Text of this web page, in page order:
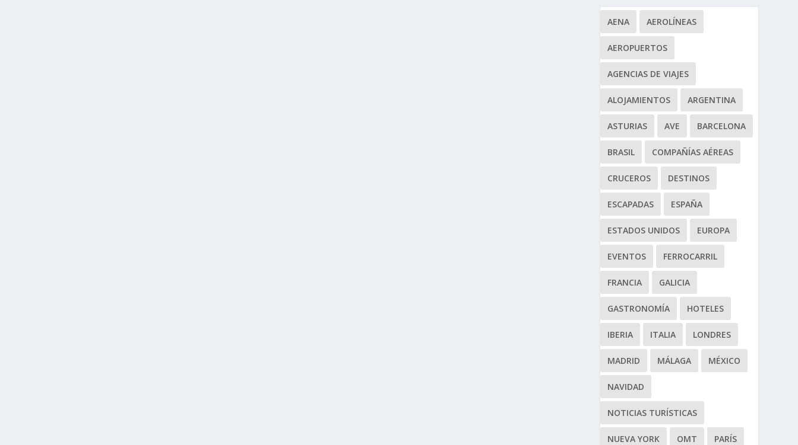
AENA AEROLÍNEAS
AEROPUERTOS
AGENCIAS DE VIAJES
ALOJAMIENTOS ARGENTINA
ASTURIAS AVE BARCELONA
BRASIL COMPAÑÍAS AÉREAS
CRUCEROS DESTINOS
ESCAPADAS ESPAÑA
ESTADOS UNIDOS EUROPA
EVENTOS FERROCARRIL
FRANCIA GALICIA
GASTRONOMÍA HOTELES
IBERIA ITALIA LONDRES
MADRID MÁLAGA MÉXICO
NAVIDAD
NOTICIAS TURÍSTICAS
NUEVA YORK OMT PARÍS